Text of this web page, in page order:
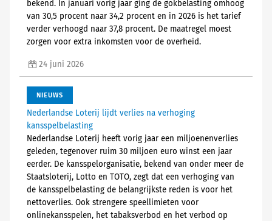
bekend. In januari vorig jaar ging de gokbelasting omhoog
van 30,5 procent naar 34,2 procent en in 2026 is het tarief
verder verhoogd naar 37,8 procent. De maatregel moest
zorgen voor extra inkomsten voor de overheid.
24 juni 2026
NIEUWS
Nederlandse Loterij lijdt verlies na verhoging
kansspelbelasting
Nederlandse Loterij heeft vorig jaar een miljoenenverlies
geleden, tegenover ruim 30 miljoen euro winst een jaar
eerder. De kansspelorganisatie, bekend van onder meer de
Staatsloterij, Lotto en TOTO, zegt dat een verhoging van
de kansspelbelasting de belangrijkste reden is voor het
nettoverlies. Ook strengere speellimieten voor
onlinekansspelen, het tabaksverbod en het verbod op